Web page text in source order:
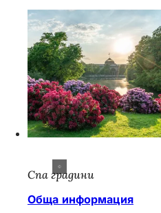
Спа градини
Обща информация